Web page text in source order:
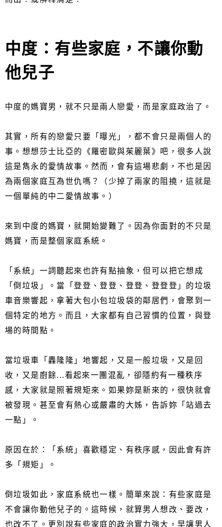
中度：有些家庭，不讓你動
他兒子
中度的媽寶男，就不只是兩人戀愛，而是家庭政治了。
其實，所有的戀愛只要「曝光」，都不會只是兩個人的
事。想想莎士比亞的《羅密歐與茱麗葉》吧，很多人說
這是雋永的愛情故事。然而，會有這場悲劇，不也是因
為兩個家庭互為世仇嗎？（少掉了兩家的阻撓，這就是
一個單純的中二愛情故事。）
來到中度的媽寶，就開始變難了。因為你面對的不只是
媽寶，而是整個家庭系統。
「系統」一詞聽起來也許有點抽象，但可以把它想成
「倒垃圾」。當「登登、登登、登登、登登登」的垃圾
車音樂響起，拿著大包小包垃圾袋的鄰居們，會聚到一
個特定的地方。而且，大家都有自己習慣的位置，與登
場的時間點。
當垃圾車「轟隆隆」地響起，又是一般垃圾，又是回
收，又是廚餘...看起來一團混亂，卻隱約有一種秩序
感，大家就是照著規矩來。如果妳是新來的，很快就會
被發現。甚至會有熱心或嚴肅的大姊，告訴妳「站過去
一點」。
原因在於：「系統」喜歡穩定、有秩序感，因此會有許
多「規矩」。
倒垃圾如此，家庭系統也一樣。簡單來說：有些家庭是
不會讓你動他兒子的。這時候，就算男人想改、要改，
也改不了。更別說有些家庭的政治實力強大，早讓男人